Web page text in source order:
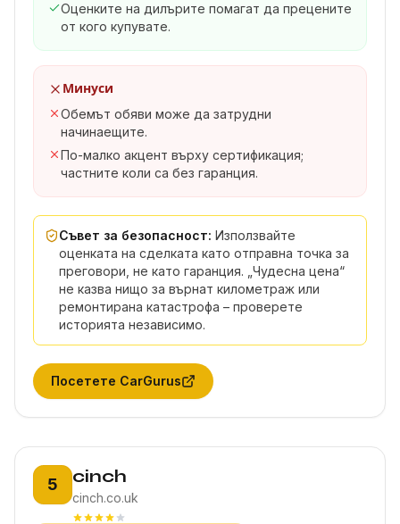
Оценките на дилърите помагат да прецените
от кого купувате.
Минуси
Обемът обяви може да затрудни
начинаещите.
По-малко акцент върху сертификация;
частните коли са без гаранция.
Съвет за безопасност: Използвайте
оценката на сделката като отправна точка за
преговори, не като гаранция. „Чудесна цена“
не казва нищо за върнат километраж или
ремонтирана катастрофа – проверете
историята независимо.
Посетете CarGurus
5 Позиция 5:
cinch
cinch.co.uk